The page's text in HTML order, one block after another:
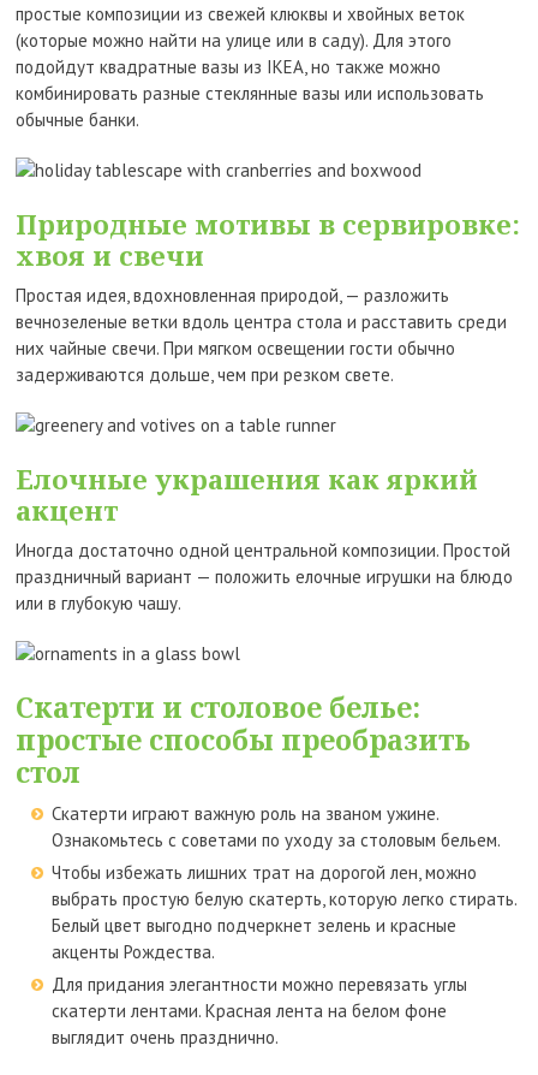
простые композиции из свежей клюквы и хвойных веток
(которые можно найти на улице или в саду). Для этого
подойдут квадратные вазы из IKEA, но также можно
комбинировать разные стеклянные вазы или использовать
обычные банки.
Природные мотивы в сервировке:
хвоя и свечи
Простая идея, вдохновленная природой, — разложить
вечнозеленые ветки вдоль центра стола и расставить среди
них чайные свечи. При мягком освещении гости обычно
задерживаются дольше, чем при резком свете.
Елочные украшения как яркий
акцент
Иногда достаточно одной центральной композиции. Простой
праздничный вариант — положить елочные игрушки на блюдо
или в глубокую чашу.
Скатерти и столовое белье:
простые способы преобразить
стол
Скатерти играют важную роль на званом ужине.
Ознакомьтесь с советами по уходу за столовым бельем.
Чтобы избежать лишних трат на дорогой лен, можно
выбрать простую белую скатерть, которую легко стирать.
Белый цвет выгодно подчеркнет зелень и красные
акценты Рождества.
Для придания элегантности можно перевязать углы
скатерти лентами. Красная лента на белом фоне
выглядит очень празднично.